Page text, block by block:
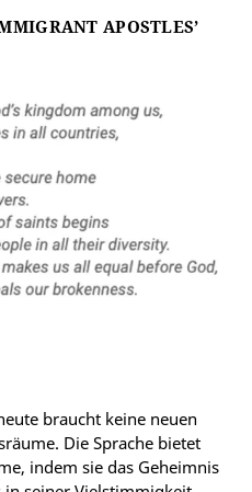
APOSTLES’
braucht keine neuen
Die Sprache bietet
indem sie das Geheimnis